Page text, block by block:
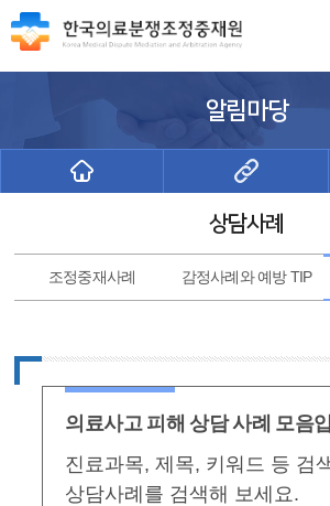
알림마당
상담사례
조정중재사례 감정사례와 예방 TIP
의료사고 피해 상담 사례 모음
진료과목, 제목, 키워드 등 검
상담사례를 검색해 보세요.